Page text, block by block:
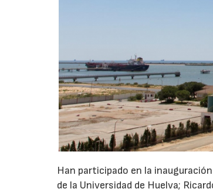
Han participado en la
de la Universidad de Huelva;